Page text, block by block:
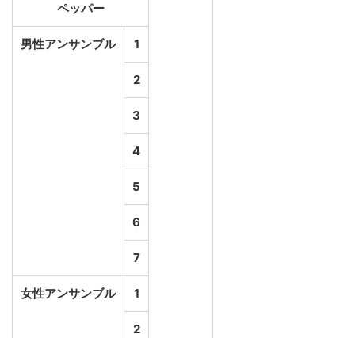
ペッパー
男性アンサンブル 1
2
3
4
5
6
7
女性アンサンブル 1
2